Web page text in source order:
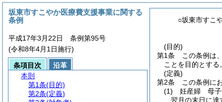
○坂東市すこ
(目的)
第1条
この条例は
ことを目的とする。
(定義)
第2条
この条例に
(1)
妊産婦 母子
翌月の末日に達
坂東市すこやか医療費支援事業に関する
条例
平成17年3月22日 条例第95号
(令和8年4月1日施行)
条項目次
沿革
本則
第1条(目的)
第2条(定義)